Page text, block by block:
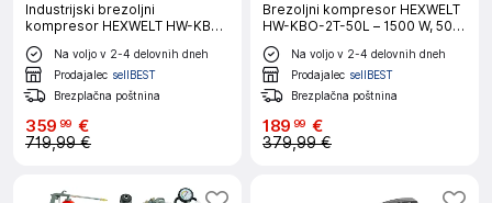
Industrijski brezoljni
kompresor HEXWELT HW-KBO-
4T-50L – 3000 W, 50 L, 8 bar,
380 L/min
Na voljo v 2-4 delovnih dneh
Prodajalec sellBEST
Brezplačna poštnina
359 99 €
719,99 €
Brezoljni kompresor HEXWELT
HW-KBO-2T-50L – 1500 W, 50 L,
8 BAR, 250 l/min
Na voljo v 2-4 delovnih dneh
Prodajalec sellBEST
Brezplačna poštnina
189 99 €
379,99 €